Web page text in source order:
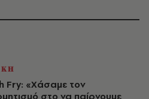
Fry: «Χάσαμε τον
στο να παίρνουμε